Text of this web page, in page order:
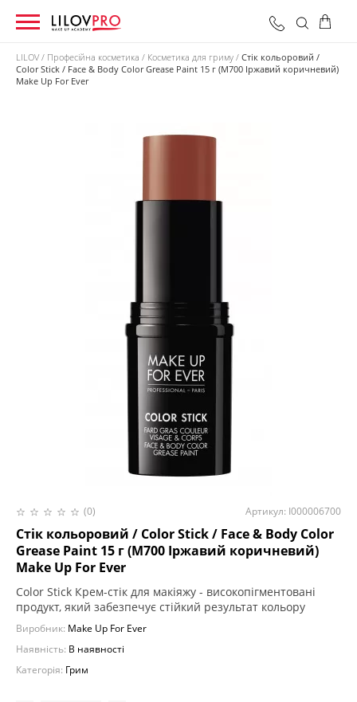
LILOV Професійна косметика Косметика для гриму
Стік кольоровий /
Color Stick / Face & Body Color Grease Paint 15 г (M700 Іржавий коричневий)
Make Up For Ever
(0) Артикул: I000006700
Стік кольоровий / Color Stick / Face & Body Color
Grease Paint 15 г (M700 Іржавий коричневий)
Make Up For Ever
Color Stick Крем-стік для макіяжу - високопігментовані
продукт, який забезпечує стійкий результат кольору
Виробник: Make Up For Ever
Наявність: В наявності
Категорія: Грим